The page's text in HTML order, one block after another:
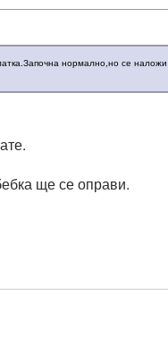
нормално,но се
ще се оправи.